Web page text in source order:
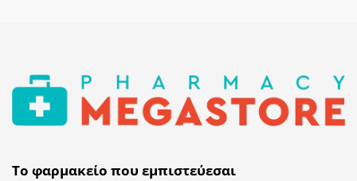
Το φαρμακείο που εμπιστεύεσαι